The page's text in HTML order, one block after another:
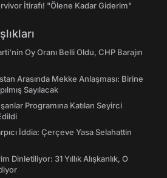
İtirafı! "Ölene Kadar Giderim"
Oy Oranı Belli Oldu, CHP Barajın
Arasında Mekke Anlaşması: Birine
Sayılacak
Programına Katılan Seyirci
İddia: Çerçeve Yasa Selahattin
Dinletiliyor: 31 Yıllık Alışkanlık, O